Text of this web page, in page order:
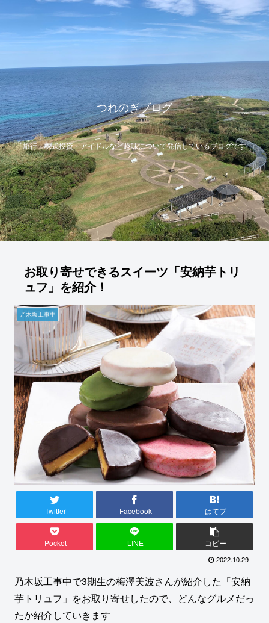
つれのぎブログ
旅行・株式投資・アイドルなど趣味について発信しているブログです
お取り寄せできるスイーツ「安納芋トリ
ュフ」を紹介！
乃木坂工事中
Twitter Facebook はてブ
Pocket LINE コピー
2022.10.29
乃木坂工事中で3期生の梅澤美波さんが紹介した「安納
芋トリュフ」をお取り寄せしたので、どんなグルメだっ
たか紹介していきます